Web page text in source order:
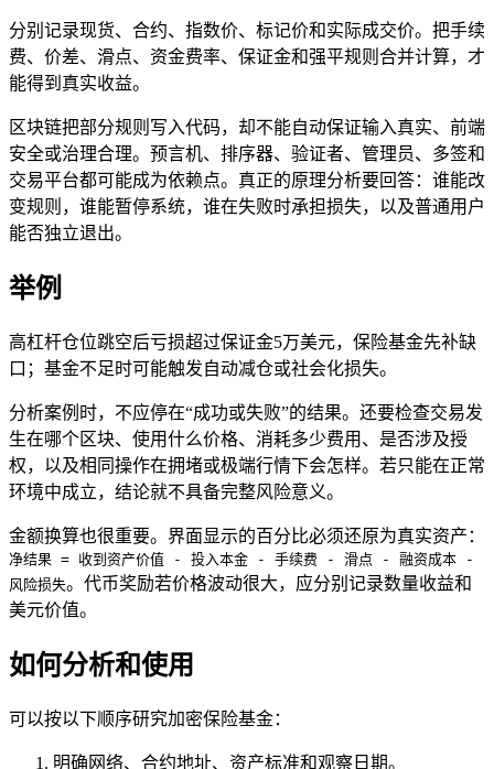
分别记录现货、合约、指数价、标记价和实际成交价。把手续
费、价差、滑点、资金费率、保证金和强平规则合并计算，才
能得到真实收益。
区块链把部分规则写入代码，却不能自动保证输入真实、前端
安全或治理合理。预言机、排序器、验证者、管理员、多签和
交易平台都可能成为依赖点。真正的原理分析要回答：谁能改
变规则，谁能暂停系统，谁在失败时承担损失，以及普通用户
能否独立退出。
举例
高杠杆仓位跳空后亏损超过保证金5万美元，保险基金先补缺
口；基金不足时可能触发自动减仓或社会化损失。
分析案例时，不应停在“成功或失败”的结果。还要检查交易发
生在哪个区块、使用什么价格、消耗多少费用、是否涉及授
权，以及相同操作在拥堵或极端行情下会怎样。若只能在正常
环境中成立，结论就不具备完整风险意义。
金额换算也很重要。界面显示的百分比必须还原为真实资产：
净结果 = 收到资产价值 - 投入本金 - 手续费 - 滑点 - 融资成本 -
风险损失。代币奖励若价格波动很大，应分别记录数量收益和
美元价值。
如何分析和使用
可以按以下顺序研究加密保险基金：
明确网络、合约地址、资产标准和观察日期。